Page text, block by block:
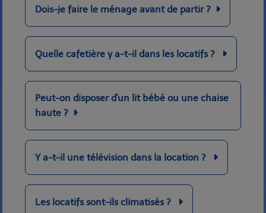
Dois-je faire le ménage avant de partir ?
Quelle cafetière y a-t-il dans les locatifs ?
Peut-on disposer d'un lit bébé ou une chaise
haute ?
Y a-t-il une télévision dans la location ?
Les locatifs sont-ils climatisés ?